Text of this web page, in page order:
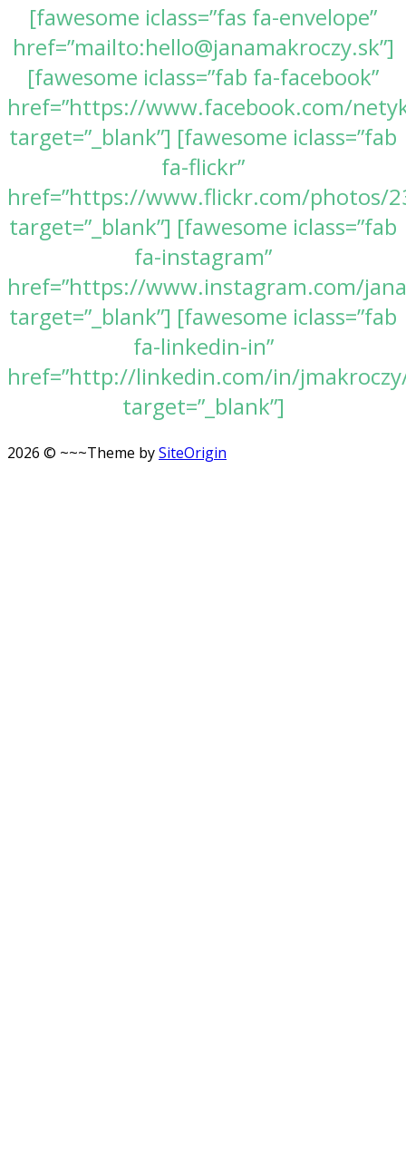
[fawesome iclass=”fas fa-envelope”
href=”mailto:hello@janamakroczy.sk”]
[fawesome iclass=”fab fa-facebook”
href=”https://www.facebook.com/
target=”_blank”] [fawesome iclass=”fab
fa-flickr”
href=”https://www.flickr.com/photos/
target=”_blank”] [fawesome iclass=”fab
fa-instagram”
href=”https://www.instagram.com/
target=”_blank”] [fawesome iclass=”fab
fa-linkedin-in”
href=”http://linkedin.com/in/
target=”_blank”]
2026 © ~~~Theme bySiteOrigin